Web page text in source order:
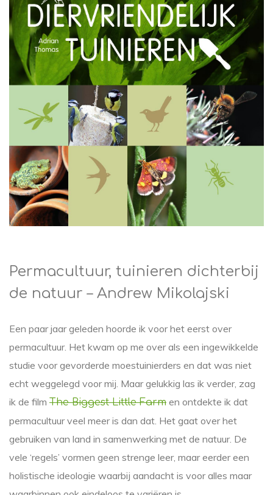
Permacultuur, tuinieren dichterbij
de natuur – Andrew Mikolajski
Een paar jaar geleden hoorde ik voor het eerst over
permacultuur. Het kwam op me over als een ingewikkelde
studie voor gevorderde moestuinierders en dat was niet
echt weggelegd voor mij. Maar gelukkig las ik verder, zag
ik de film The Biggest Little Farm en ontdekte ik dat
permacultuur veel meer is dan dat. Het gaat over het
gebruiken van land in samenwerking met de natuur. De
vele ‘regels’ vormen geen strenge leer, maar eerder een
holistische ideologie waarbij aandacht is voor alles maar